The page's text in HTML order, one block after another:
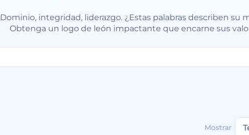
Dominio, integridad, liderazgo. ¿Estas palabras describen su
Obtenga un logo de león impactante que encarne sus
Mostrar